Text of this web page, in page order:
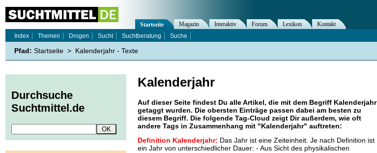
Kalenderjahr
Auf dieser Seite findest Du alle Artikel, die mit dem Begriff Kalenderjahr
getaggt wurden. Die obersten Einträge passen dabei am besten zu
diesem Begriff. Die folgende Tag-Cloud zeigt Dir außerdem, wie oft
andere Tags in Zusammenhang mit "Kalenderjahr" auftreten:
Definition Kalenderjahr: Das Jahr ist eine Zeiteinheit. Je nach Definition ist
ein Jahr von unterschiedlicher Dauer: - Aus Sicht des physikalischen
Startseite Magazin Interaktiv Forum Lexikon
Kontakt
Index
Themen Drogen Sucht Suchtberatung Suche
Pfad: Startseite > Kalenderjahr - Texte
Durchsuche
Suchtmittel.de